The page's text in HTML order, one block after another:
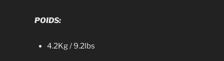
POIDS:
4.2Kg / 9.2lbs